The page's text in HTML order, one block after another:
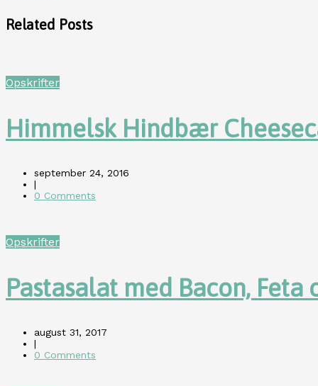
Related Posts
Opskrifter
Himmelsk Hindbær
september 24, 2016
|
0 Comments
Opskrifter
Pastasalat med Bacon,
august 31, 2017
|
0 Comments